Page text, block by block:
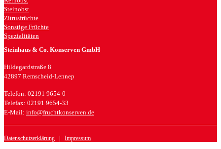
Steinobst
Zitrusfrüchte
Sonstige Früchte
Spezialitäten
Steinhaus & Co. Konserven GmbH
Hildegardstraße 8
42897 Remscheid-Lennep
Telefon: 02191 9654-0
Telefax: 02191 9654-33
E-Mail: info@fruchtkonserven.de
Datenschutzerklärung | Impressum